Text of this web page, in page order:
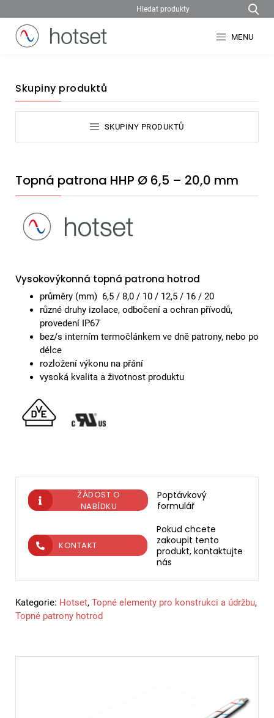
MENU
Skupiny produktů
SKUPINY PRODUKTŮ
Topná patrona HHP Ø 6,5 – 20,0 mm
Vysokovýkonná topná patrona hotrod
průměry (mm) 6,5 / 8,0 / 10 / 12,5 / 16 / 20
různé druhy izolace, odbočení a ochran přívodů,
provedení IP67
bez/s interním termočlánkem ve dně patrony, nebo po
délce
rozložení výkonu na přání
vysoká kvalita a životnost produktu
Poptávkový
formulář
ŽÁDOST O
NABÍDKU
Pokud chcete
zakoupit tento
produkt, kontaktujte
nás
KONTAKT
Kategorie: Hotset, Topné elementy pro konstrukci a údržbu,
Topné patrony hotrod